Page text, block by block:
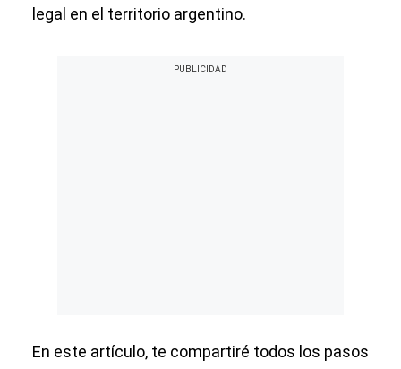
legal en el territorio argentino.
En este artículo, te compartiré todos los pasos